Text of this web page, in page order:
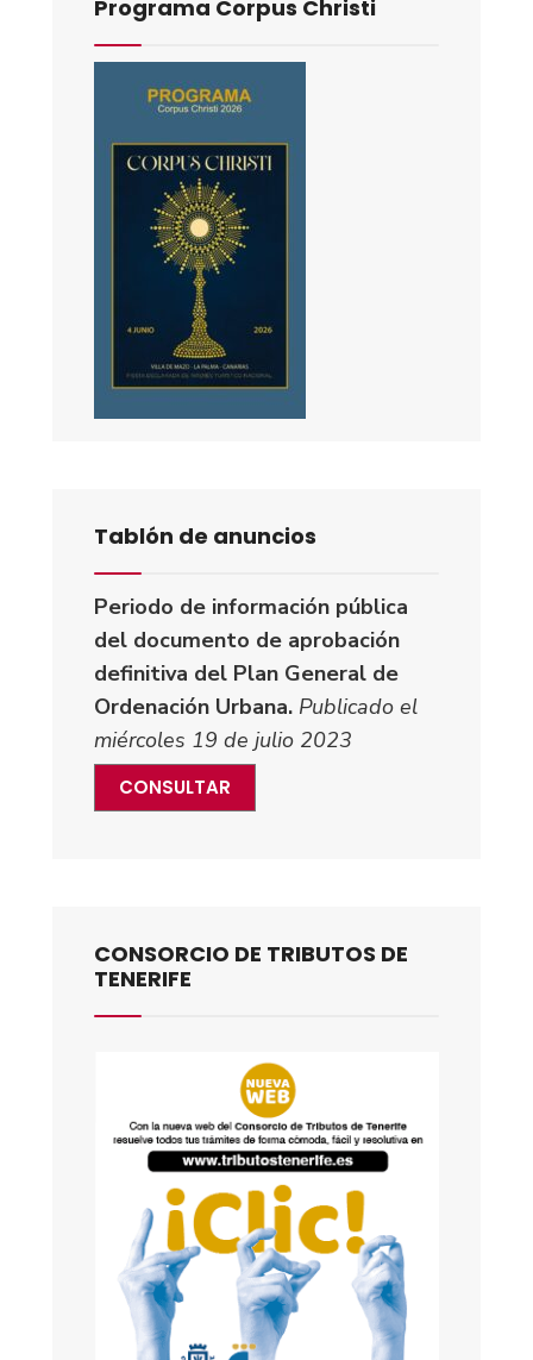
Programa Corpus Christi
Tablón de anuncios
Periodo de información pública
del documento de aprobación
definitiva del Plan General de
Ordenación Urbana. Publicado el
miércoles 19 de julio 2023
CONSULTAR
CONSORCIO DE TRIBUTOS DE
TENERIFE